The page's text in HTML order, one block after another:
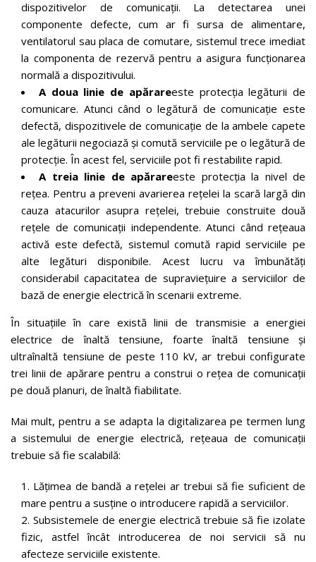
dispozitivelor de comunicații. La detectarea unei
componente defecte, cum ar fi sursa de alimentare,
ventilatorul sau placa de comutare, sistemul trece imediat
la componenta de rezervă pentru a asigura funcționarea
normală a dispozitivului.
A doua linie de apărareeste protecția legăturii de
comunicare. Atunci când o legătură de comunicație este
defectă, dispozitivele de comunicație de la ambele capete
ale legăturii negociază și comută serviciile pe o legătură de
protecție. În acest fel, serviciile pot fi restabilite rapid.
A treia linie de apărareeste protecția la nivel de
rețea. Pentru a preveni avarierea rețelei la scară largă din
cauza atacurilor asupra rețelei, trebuie construite două
rețele de comunicații independente. Atunci când rețeaua
activă este defectă, sistemul comută rapid serviciile pe
alte legături disponibile. Acest lucru va îmbunătăți
considerabil capacitatea de supraviețuire a serviciilor de
bază de energie electrică în scenarii extreme.
În situațiile în care există linii de transmisie a energiei
electrice de înaltă tensiune, foarte înaltă tensiune și
ultraînaltă tensiune de peste 110 kV, ar trebui configurate
trei linii de apărare pentru a construi o rețea de comunicații
pe două planuri, de înaltă fiabilitate.
Mai mult, pentru a se adapta la digitalizarea pe termen lung
a sistemului de energie electrică, rețeaua de comunicații
trebuie să fie scalabilă:
Lățimea de bandă a rețelei ar trebui să fie suficient de
mare pentru a susține o introducere rapidă a serviciilor.
Subsistemele de energie electrică trebuie să fie izolate
fizic, astfel încât introducerea de noi servicii să nu
afecteze serviciile existente.